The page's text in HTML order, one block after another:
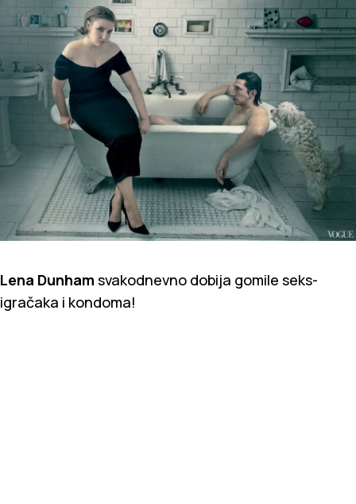
Lena Dunham svakodnevno dobija gomile seks-
igračaka i kondoma!